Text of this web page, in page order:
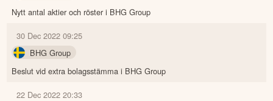
Nytt antal aktier och röster i BHG Group
30 Dec 2022 09:25
BHG Group
Beslut vid extra bolagsstämma i BHG Group
22 Dec 2022 20:33